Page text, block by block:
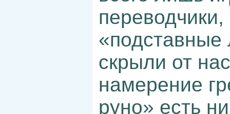
скрыли от
намерение
руно» есть